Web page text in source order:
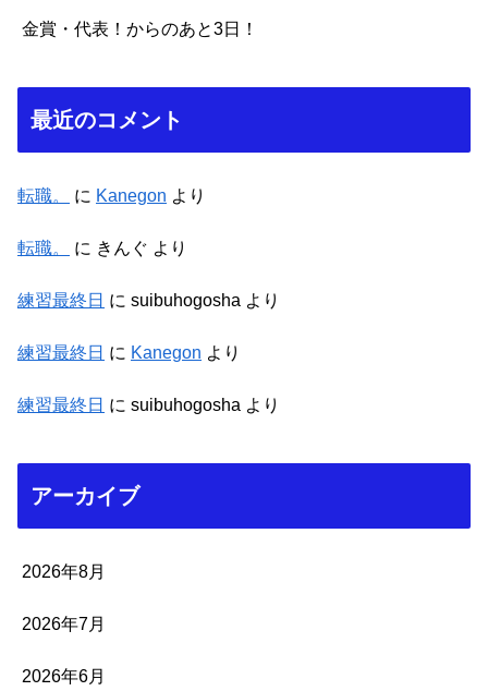
金賞・代表！からのあと3日！
最近のコメント
転職。 に Kanegon より
転職。 に きんぐ より
練習最終日 に suibuhogosha より
練習最終日 に Kanegon より
練習最終日 に suibuhogosha より
アーカイブ
2026年8月
2026年7月
2026年6月